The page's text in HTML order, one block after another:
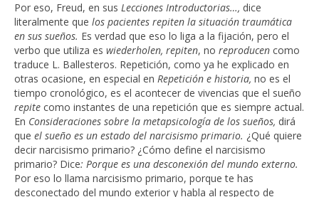
Por eso, Freud, en sus Lecciones Introductorias…, dice
literalmente que los pacientes repiten la situación traumática
en sus sueños. Es verdad que eso lo liga a la fijación, pero el
verbo que utiliza es wiederholen, repiten, no reproducen como
traduce L. Ballesteros. Repetición, como ya he explicado en
otras ocasione, en especial en Repetición e historia, no es el
tiempo cronológico, es el acontecer de vivencias que el sueño
repite como instantes de una repetición que es siempre actual.
En Consideraciones sobre la metapsicología de los sueños, dirá
que el sueño es un estado del narcisismo primario. ¿Qué quiere
decir narcisismo primario? ¿Cómo define el narcisismo
primario? Dice: Porque es una desconexión del mundo externo.
Por eso lo llama narcisismo primario, porque te has
desconectado del mundo exterior y habla al respecto de